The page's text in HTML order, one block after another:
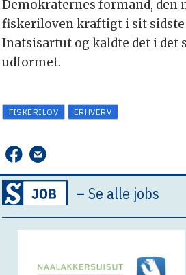
Demokraternes formand, den
fiskeriloven kraftigt i sit
Inatsisartut og kaldte det i
udformet.
FISKERILOV ERHVERV
– Se alle jobs